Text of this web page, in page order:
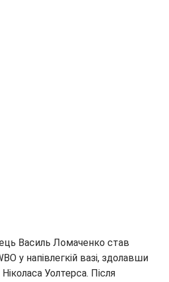
Василь Ломаченко став
у напівлегкій вазі, здолавши
Уолтерса. Після